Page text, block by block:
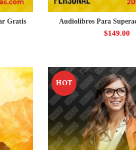
Gratis
Audiolibros Para
$149.00
HOT